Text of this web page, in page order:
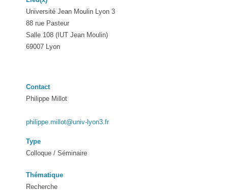
Université Jean Moulin Lyon 3
88 rue Pasteur
Salle 108 (IUT Jean Moulin)
69007 Lyon
Contact
Philippe Millot
philippe.millot@univ-lyon3.fr
Type
Colloque / Séminaire
Thématique
Recherche